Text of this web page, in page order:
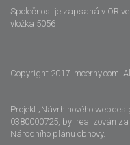
Společnost je zapsaná v OR
vložka 5056
Copyright 2017 imcerny.com
Projekt „Návrh nového
0380000725, byl realizován
Národního plánu obnovy.